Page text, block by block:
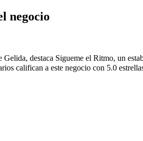
negocio
Gelida, destaca Sigueme el Ritmo, un
califican a este negocio con 5.0